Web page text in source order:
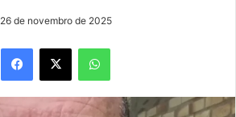
26 de novembro de 2025
Facebook
X WhatsApp